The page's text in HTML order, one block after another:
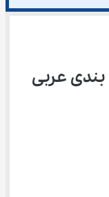
بندی عربی